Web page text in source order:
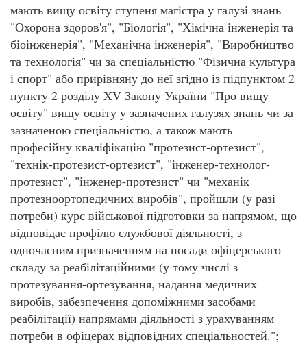
мають вищу освіту ступеня магістра у галузі знань
"Охорона здоров'я", "Біологія", "Хімічна інженерія та
біоінженерія", "Механічна інженерія", "Виробництво
та технологія" чи за спеціальністю "Фізична культура
і спорт" або прирівняну до неї згідно із підпунктом 2
пункту 2 розділу XV Закону України "Про вищу
освіту" вищу освіту у зазначених галузях знань чи за
зазначеною спеціальністю, а також мають
професійну кваліфікацію "протезист-ортезист",
"технік-протезист-ортезист", "інженер-технолог-
протезист", "інженер-протезист" чи "механік
протезноортопедичних виробів", пройшли (у разі
потреби) курс військової підготовки за напрямом, що
відповідає профілю службової діяльності, з
одночасним призначенням на посади офіцерського
складу за реабілітаційними (у тому числі з
протезування-ортезування, надання медичних
виробів, забезпечення допоміжними засобами
реабілітації) напрямами діяльності з урахуванням
потреби в офіцерах відповідних спеціальностей.";